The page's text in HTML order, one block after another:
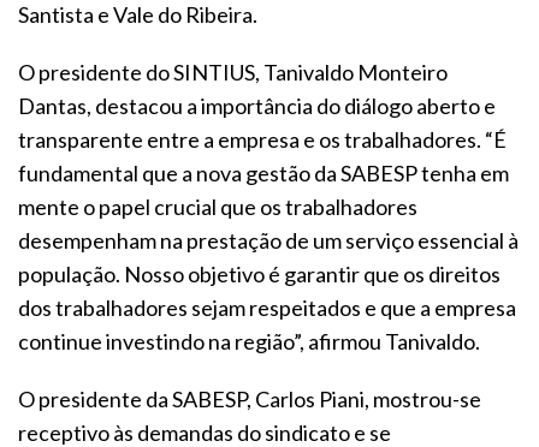
Santista e Vale do Ribeira.
O presidente do SINTIUS, Tanivaldo Monteiro
Dantas, destacou a importância do diálogo aberto e
transparente entre a empresa e os trabalhadores. “É
fundamental que a nova gestão da SABESP tenha em
mente o papel crucial que os trabalhadores
desempenham na prestação de um serviço essencial à
população. Nosso objetivo é garantir que os direitos
dos trabalhadores sejam respeitados e que a empresa
continue investindo na região”, afirmou Tanivaldo.
O presidente da SABESP, Carlos Piani, mostrou-se
receptivo às demandas do sindicato e se